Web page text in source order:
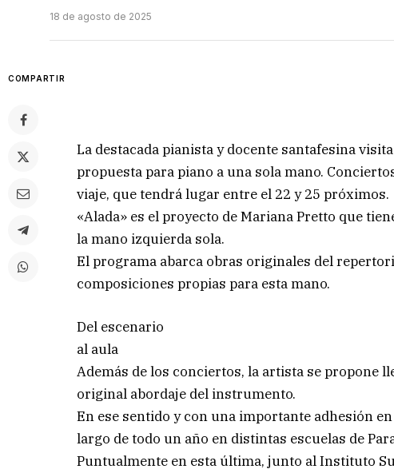
18 de agosto de 2025
COMPARTIR
La destacada pianista y docente santafesina
propuesta para piano a una sola mano.
viaje, que tendrá lugar entre el 22 y 25 próximos.
«Alada» es el proyecto de Mariana Pretto que
la mano izquierda sola.
El programa abarca obras originales del
composiciones propias para esta mano.
Del escenario
al aula
Además de los conciertos, la artista se propone
original abordaje del instrumento.
En ese sentido y con una importante adhesión
largo de todo un año en distintas escuelas de
Puntualmente en esta última, junto al Instituto